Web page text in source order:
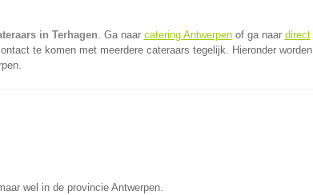
in Terhagen. Ga naar catering Antwerpenof ga naar direct
te komen met meerdere cateraars tegelijk. Hieronder worden
wel in de provincie Antwerpen.